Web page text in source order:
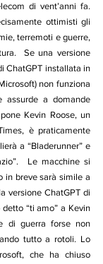
di vent’anni fa.
ottimisti gli
terremoti e guerre,
Se una versione
ChatGPT installata in
non funziona
assurde a domande
Kevin Roose, un
è praticamente
a “Bladerunner” e
Le macchine si
in breve sarà simile a
versione ChatGPT di
“ti amo” a Kevin
di guerra forse non
tutto a rotoli. Lo
che ha chiuso